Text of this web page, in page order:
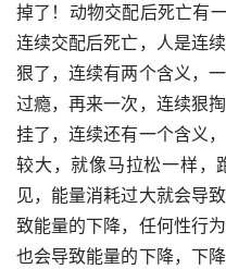
掉了！动物交配后死亡有
连续交配后死亡，人是连
狠了，连续有两个含义，
过瘾，再来一次，连续狠
挂了，连续还有一个含义
较大，就像马拉松一样，
见，能量消耗过大就会导
致能量的下降，任何性行
也会导致能量的下降，下